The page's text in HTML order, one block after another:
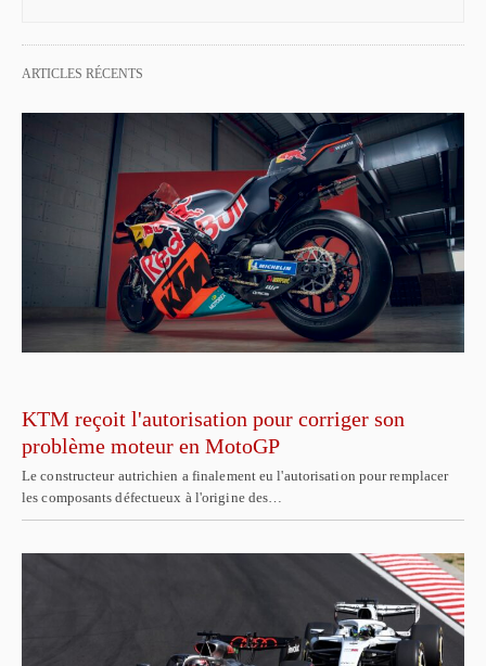
ARTICLES RÉCENTS
KTM reçoit l'autorisation pour corriger son
problème moteur en MotoGP
Le constructeur autrichien a finalement eu l'autorisation pour remplacer
les composants défectueux à l'origine des…